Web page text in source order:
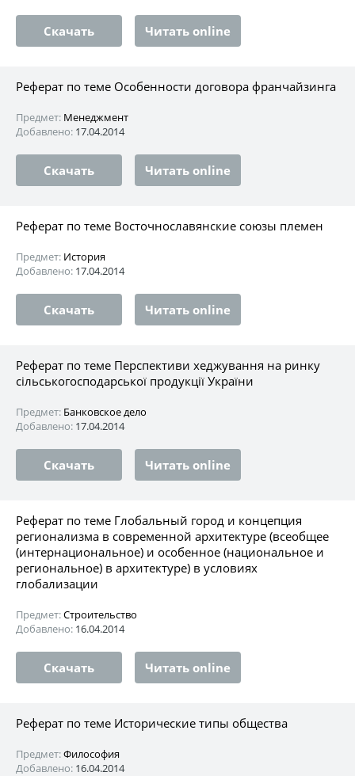
Скачать Читать online
Реферат по теме Особенности договора франчайзинга
Предмет: Менеджмент
Добавлено: 17.04.2014
Скачать Читать online
Реферат по теме Восточнославянские союзы племен
Предмет: История
Добавлено: 17.04.2014
Скачать Читать online
Реферат по теме Перспективи хеджування на ринку
сільськогосподарської продукції України
Предмет: Банковское дело
Добавлено: 17.04.2014
Скачать Читать online
Реферат по теме Глобальный город и концепция
регионализма в современной архитектуре (всеобщее
(интернациональное) и особенное (национальное и
региональное) в архитектуре) в условиях
глобализации
Предмет:Строительство
Добавлено: 16.04.2014
Скачать Читать online
Реферат по теме Исторические типы общества
Предмет:Философия
Добавлено: 16.04.2014